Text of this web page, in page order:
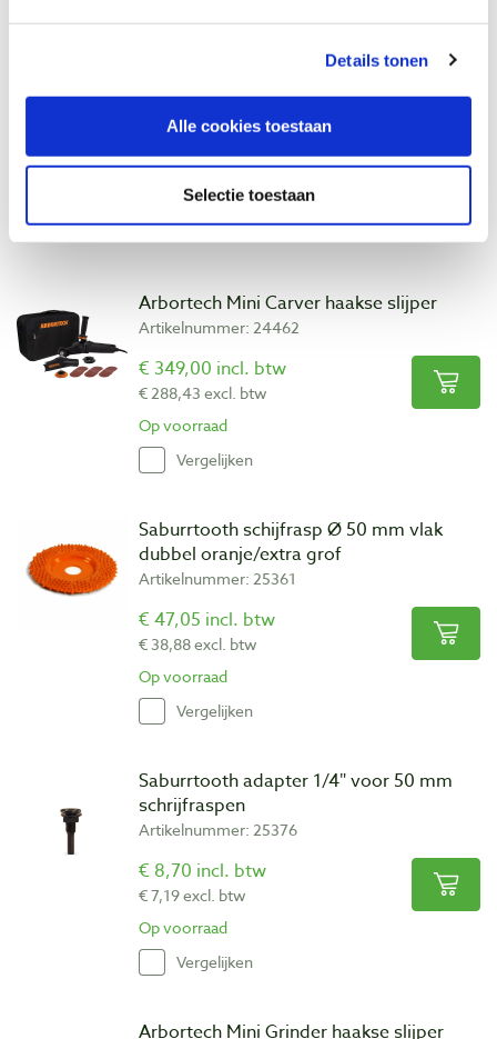
Details tonen
Alle cookies toestaan
Selectie toestaan
raspvorm, heel gedetailleerd kunt werken.
Houdt er wel rekening mee dat u in korte tijd
werk voor buiten of in een speciale werkruimte.
Bekijk ook
Arbortech Mini Carver haakse slijper
Artikelnummer: 24462
€ 349,00 incl. btw
€ 288,43 excl. btw
Op voorraad
Vergelijken
Saburrtooth schijfrasp Ø 50 mm vlak
dubbel oranje/extra grof
Artikelnummer: 25361
€ 47,05 incl. btw
€ 38,88 excl. btw
Op voorraad
Vergelijken
Saburrtooth adapter 1/4″ voor 50 mm
schrijfraspen
Artikelnummer: 25376
€ 8,70 incl. btw
€ 7,19 excl. btw
Op voorraad
Vergelijken
Arbortech Mini Grinder haakse slijper